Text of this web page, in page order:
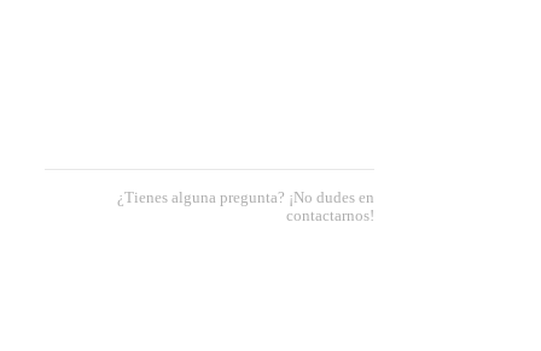
¿Tienes alguna pregunta? ¡No dudes en
contactarnos!